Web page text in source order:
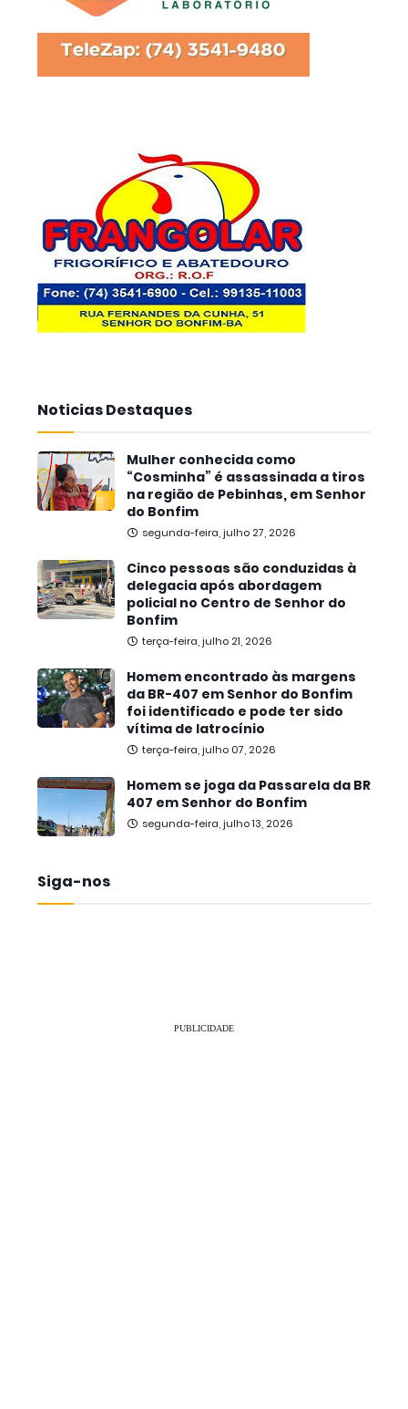
Noticias Destaques
Mulher conhecida como
“Cosminha” é assassinada a tiros
na região de Pebinhas, em Senhor
do Bonfim
segunda-feira, julho 27, 2026
Cinco pessoas são conduzidas à
delegacia após abordagem
policial no Centro de Senhor do
Bonfim
terça-feira, julho 21, 2026
Homem encontrado às margens
da BR-407 em Senhor do Bonfim
foi identificado e pode ter sido
vítima de latrocínio
terça-feira, julho 07, 2026
Homem se joga da Passarela da BR
407 em Senhor do Bonfim
segunda-feira, julho 13, 2026
Siga-nos
PUBLICIDADE